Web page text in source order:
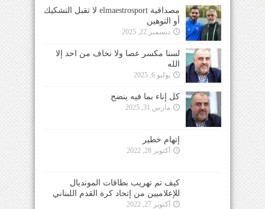
مصداقية elmaestrosport لا تقبل التشكيك
أو التوهين
ديسمبر 22, 2025
لسنا مكسر عصا ولا نخاف من احد إلا
الله
يوليو 6, 2025
كل إناء بما فيه ينضح
مارس 31, 2025
إتهام خطير
أكتوبر 28, 2022
كيف تم تهريب بطاقات المونديال
للإعلاميين من إتحاد كرة القدم اللبناني
أكتوبر 27, 2022